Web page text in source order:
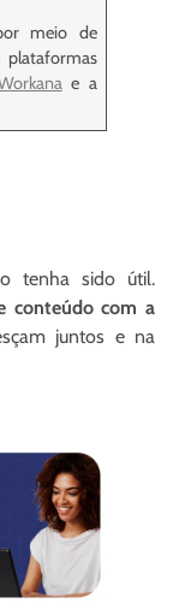
meio de
plataformas
e a
tenha sido útil.
conteúdo com a
juntos e na